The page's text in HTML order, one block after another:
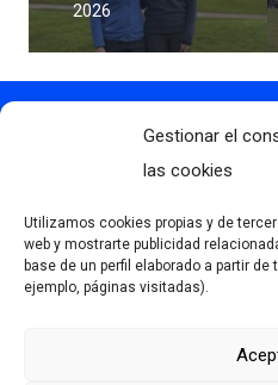
Gestionar el
las cookies
Utilizamos cookies propias y de
web y mostrarte publicidad
base de un perfil elaborado a partir
ejemplo, páginas visitadas).
2026
info@clubdegolflascaldas.com
681 163 108
La Premaña s/n, 33174,